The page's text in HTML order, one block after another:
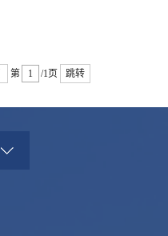
第 /1页 跳转